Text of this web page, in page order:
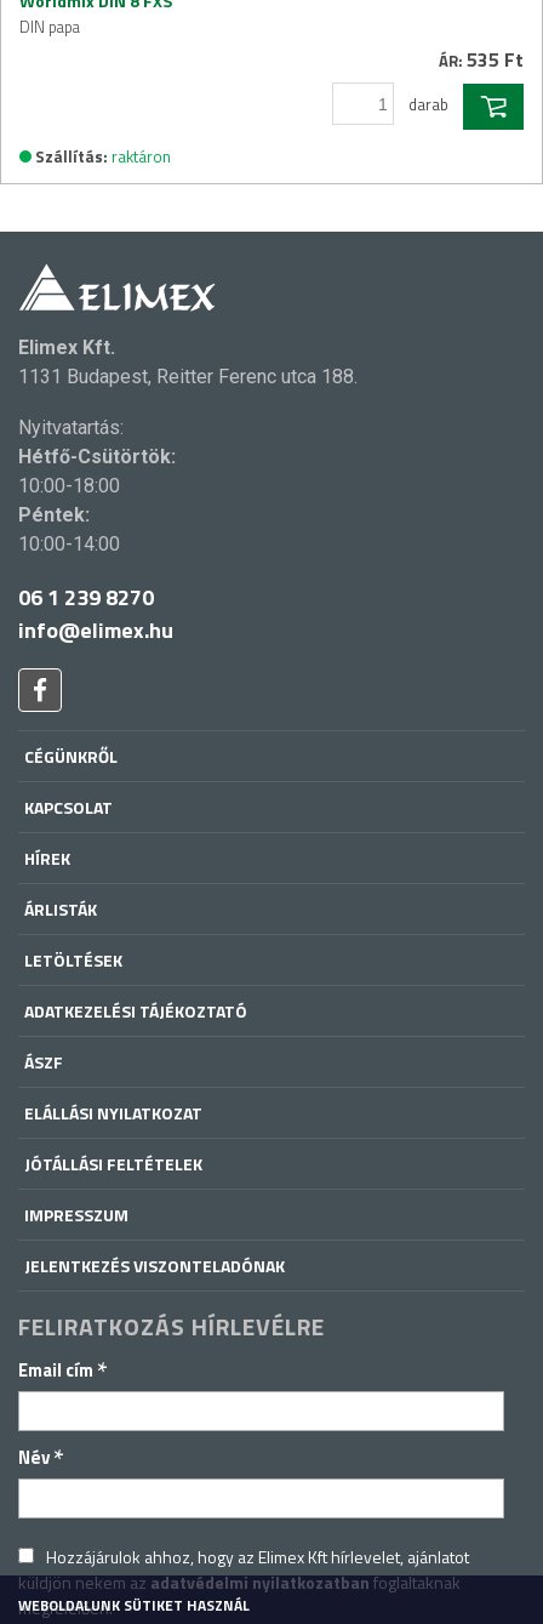
DIN papa
ÁR: 535 Ft
darab
Szállítás: raktáron
Elimex Kft.
1131 Budapest, Reitter Ferenc utca 188.
Nyitvatartás:
Hétfő-Csütörtök:
10:00-18:00
Péntek:
10:00-14:00
06 1 239 8270
info@elimex.hu
CÉGÜNKRŐL
KAPCSOLAT
HÍREK
ÁRLISTÁK
LETÖLTÉSEK
ADATKEZELÉSI TÁJÉKOZTATÓ
ÁSZF
ELÁLLÁSI NYILATKOZAT
JÓTÁLLÁSI FELTÉTELEK
IMPRESSZUM
JELENTKEZÉS VISZONTELADÓNAK
FELIRATKOZÁS HÍRLEVÉLRE
Email cím *
Név*
Hozzájárulok ahhoz, hogy az Elimex Kft hírlevelet, ajánlatot
küldjön nekem azadatvédelmi nyilatkozatbanfoglaltaknak
megfelelően.
WEBOLDALUNK SÜTIKET HASZNÁL